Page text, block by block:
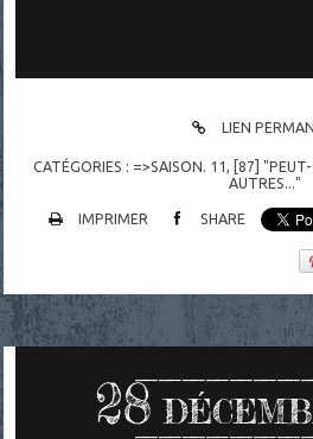
LIEN
CATÉGORIES : =>SAISON. 11
[87] "PEUT-
AUTRES..."
IMPRIMER SHARE
28